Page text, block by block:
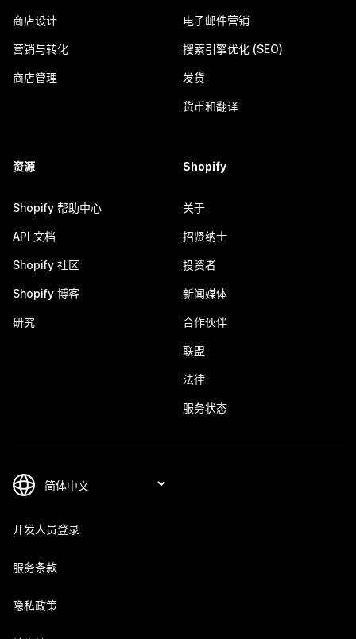
商店设计
营销与转化
商店管理
电子邮件营销
搜索引擎优化 (SEO)
发货
货币和翻译
资源
Shopify 帮助中心
API 文档
Shopify 社区
Shopify 博客
研究
Shopify
关于
招贤纳士
投资者
新闻媒体
合作伙伴
联盟
法律
服务状态
开发人员登录
服务条款
隐私政策